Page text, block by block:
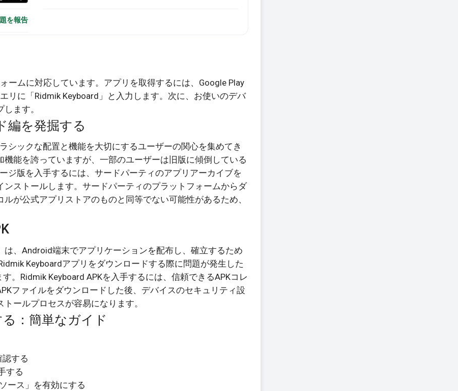
を報告
ームに対応しています。アプリを取得するには、Google Play
リに「Ridmik Keyboard」と入力します。次に、お使いのデバ
ます。
編を発掘する
シックな配置と機能を大切にするユーザーの関心を集めてき
能を誇っていますが、一部のユーザーは旧版に傾倒している
ジ版を入手するには、サードパーティのアプリアーカイブを
ストールします。サードパーティのプラットフォームからダ
が公式アプリストアのものと同等でない可能性があるため、
、Android端末でアプリケーションを配布し、確立するため
Keyboardアプリをダウンロードする際に問題が発生した
。Ridmik Keyboard APKを入手するには、信頼できるAPKコレ
ファイルをダウンロードした後、デバイスのセキュリティ設
ールプロセスが容易になります。
：簡単なガイド
する
する
ース」を有効にする